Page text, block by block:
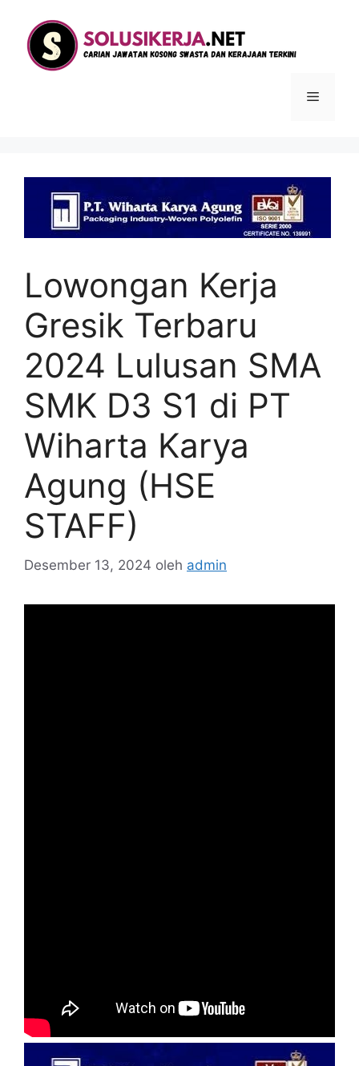
Menu
Lowongan Kerja
Gresik Terbaru
2024 Lulusan SMA
SMK D3 S1 di PT
Wiharta Karya
Agung (HSE
STAFF)
Desember 13, 2024 oleh admin